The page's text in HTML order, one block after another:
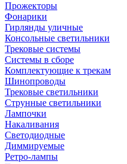
Прожекторы
Фонарики
Гирлянды уличные
Консольные светильники
Трековые системы
Системы в сборе
Комплектующие к трекам
Шинопроводы
Трековые светильники
Струнные светильники
Лампочки
Накаливания
Светодиодные
Диммируемые
Ретро-лампы